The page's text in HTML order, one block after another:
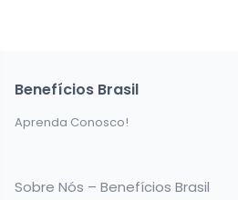
Benefícios Brasil
Aprenda Conosco!
Sobre Nós – Benefícios Brasil